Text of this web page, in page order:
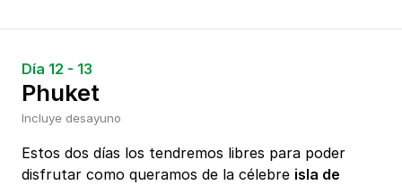
Día 12 - 13
Phuket
Incluye desayuno
Estos dos días los tendremos libres para poder
disfrutar como queramos de la célebre isla de